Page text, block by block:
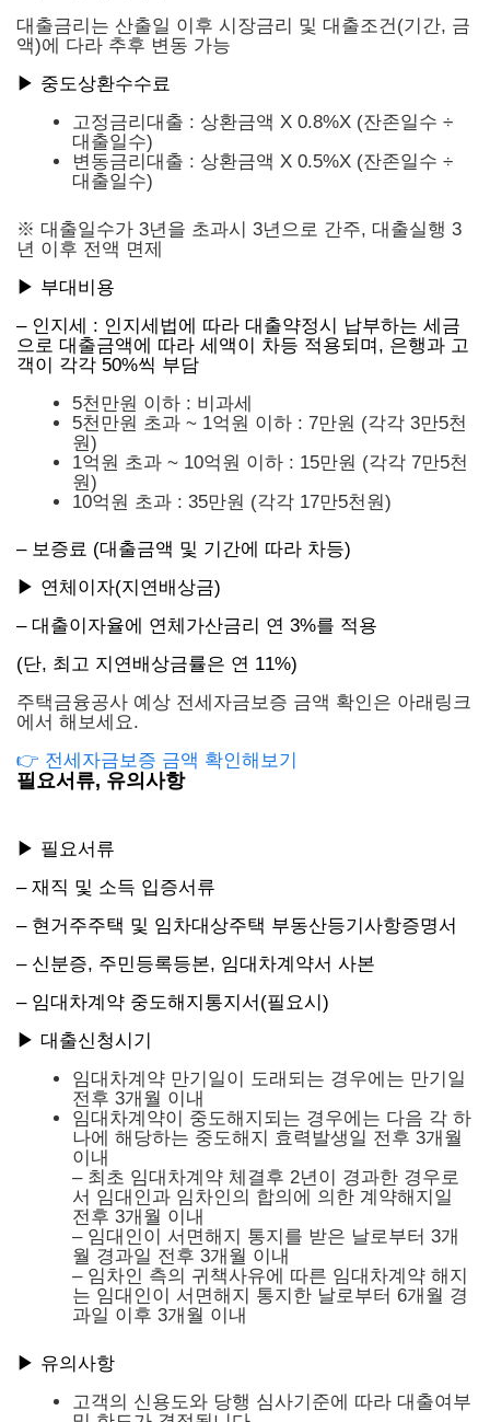
대출금리는 산출일 이후 시장금리 및 대출조건(기간, 금
액)에 다라 추후 변동 가능
▶ 중도상환수수료
고정금리대출 : 상환금액 X 0.8%X (잔존일수 ÷
대출일수)
변동금리대출 : 상환금액 X 0.5%X (잔존일수 ÷
대출일수)
※ 대출일수가 3년을 초과시 3년으로 간주, 대출실행 3
년 이후 전액 면제
▶ 부대비용
– 인지세 : 인지세법에 따라 대출약정시 납부하는 세금
으로 대출금액에 따라 세액이 차등 적용되며, 은행과 고
객이 각각 50%씩 부담
5천만원 이하 : 비과세
5천만원 초과 ~ 1억원 이하 : 7만원 (각각 3만5천
원)
1억원 초과 ~ 10억원 이하 : 15만원 (각각 7만5천
원)
10억원 초과 : 35만원 (각각 17만5천원)
– 보증료 (대출금액 및 기간에 따라 차등)
▶ 연체이자(지연배상금)
– 대출이자율에 연체가산금리 연 3%를 적용
(단, 최고 지연배상금률은 연 11%)
주택금융공사 예상 전세자금보증 금액 확인은 아래링크
에서 해보세요.
👉 전세자금보증 금액 확인해보기
필요서류, 유의사항
▶ 필요서류
– 재직 및 소득 입증서류
– 현거주주택 및 임차대상주택 부동산등기사항증명서
– 신분증, 주민등록등본, 임대차계약서 사본
– 임대차계약 중도해지통지서(필요시)
▶ 대출신청시기
임대차계약 만기일이 도래되는 경우에는 만기일
전후 3개월 이내
임대차계약이 중도해지되는 경우에는 다음 각 하
나에 해당하는 중도해지 효력발생일 전후 3개월
이내
– 최초 임대차계약 체결후 2년이 경과한 경우로
서 임대인과 임차인의 합의에 의한 계약해지일
전후 3개월 이내
– 임대인이 서면해지 통지를 받은 날로부터 3개
월 경과일 전후 3개월 이내
– 임차인 측의 귀책사유에 따른 임대차계약 해지
는 임대인이 서면해지 통지한 날로부터 6개월 경
과일 이후 3개월 이내
▶ 유의사항
고객의 신용도와 당행 심사기준에 따라 대출여부